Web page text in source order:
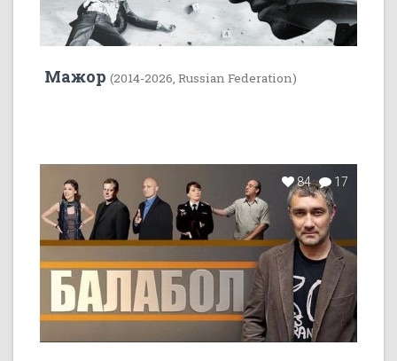
Мажор (2014-2026, Russian Federation)
84 17